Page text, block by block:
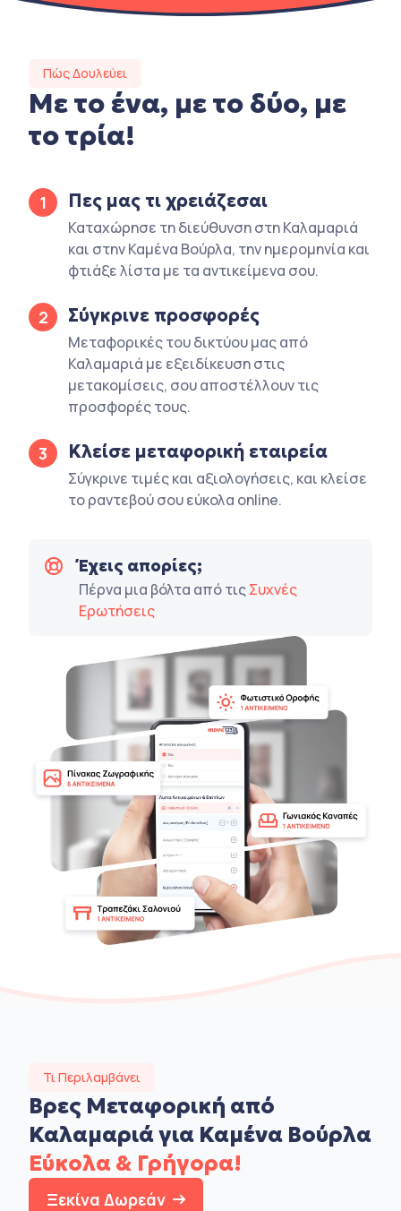
Πώς Δουλεύει
Με το ένα, με το δύο, με
το τρία!
1 Πες μας τι χρειάζεσαι
Καταχώρησε τη διεύθυνση στη Καλαμαριά
και στην Καμένα Βούρλα, την ημερομηνία και
φτιάξε λίστα με τα αντικείμενα σου.
2 Σύγκρινε προσφορές
Μεταφορικές του δικτύου μας από
Καλαμαριά με εξειδίκευση στις
μετακομίσεις, σου αποστέλλουν τις
προσφορές τους.
3 Κλείσε μεταφορική εταιρεία
Σύγκρινε τιμές και αξιολογήσεις, και κλείσε
το ραντεβού σου εύκολα online.
Έχεις απορίες;
Πέρνα μια βόλτα από τιςΣυχνές
Ερωτήσεις
Τι Περιλαμβάνει
Βρες Μεταφορική από
Καλαμαριά για Καμένα Βούρλα
Εύκολα & Γρήγορα!
Ξεκίνα Δωρεάν